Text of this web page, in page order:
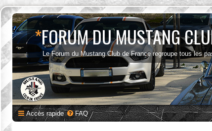
*FORUM DU MUSTANG
Le Forum du Mustang Club de France regroupe tous les
Accès rapide FAQ